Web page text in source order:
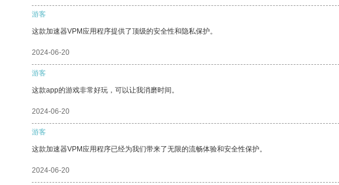
游客
这款加速器VPM应用程序提供了顶级的安全性和隐私保护。
2024-06-20
游客
这款app的游戏非常好玩，可以让我消磨时间。
2024-06-20
游客
这款加速器VPM应用程序已经为我们带来了无限的流畅体验和安全性保护。
2024-06-20